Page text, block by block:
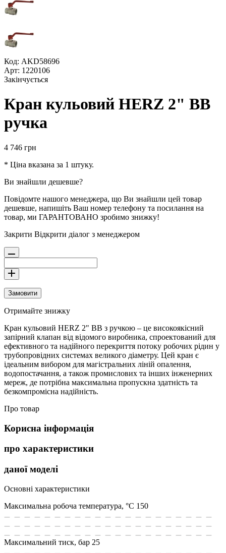
Код: AKD58696
Арт: 1220106
Закінчується
Кран кульовий HERZ 2" ВВ
ручка
4 746 грн
* Ціна вказана за 1 штуку.
Ви знайшли дешевше?
Повідомте нашого менеджера, що Ви знайшли цей товар
дешевше, напишіть Ваш номер телефону та посилання на
товар, ми ГАРАНТОВАНО зробимо знижку!
Закрити Відкрити діалог з менеджером
Замовити
Отримайте знижку
Кран кульовий HERZ 2" ВВ з ручкою – це високоякісний
запірний клапан від відомого виробника, спроектований для
ефективного та надійного перекриття потоку робочих рідин у
трубопровідних системах великого діаметру. Цей кран є
ідеальним вибором для магістральних ліній опалення,
водопостачання, а також промислових та інших інженерних
мереж, де потрібна максимальна пропускна здатність та
безкомпромісна надійність.
Про товар
Корисна інформація
про характеристики
даної моделі
Основні характеристики
Максимальна робоча температура, °С 150
Максимальний тиск, бар 25